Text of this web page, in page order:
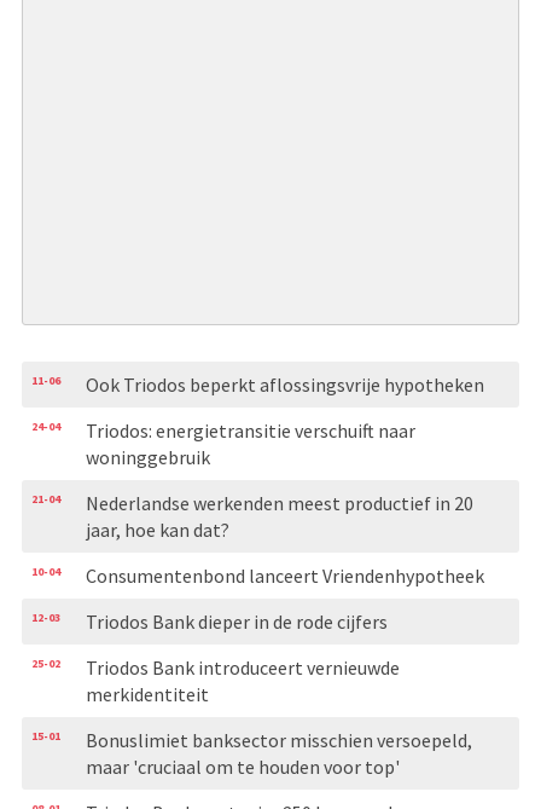
11-06 Ook Triodos beperkt aflossingsvrije hypotheken
24-04
Triodos: energietransitie verschuift naar
woninggebruik
21-04
Nederlandse werkenden meest productief in 20
jaar, hoe kan dat?
10-04 Consumentenbond lanceert Vriendenhypotheek
12-03 Triodos Bank dieper in de rode cijfers
25-02
Triodos Bank introduceert vernieuwde
merkidentiteit
15-01
Bonuslimiet banksector misschien versoepeld,
maar 'cruciaal om te houden voor top'